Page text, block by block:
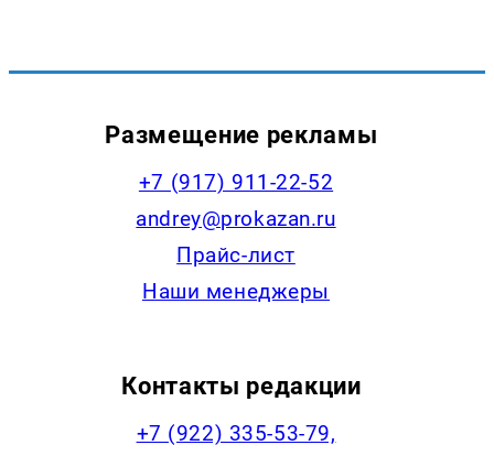
Размещение рекламы
+7 (917) 911-22-52
andrey@prokazan.ru
Прайс-лист
Наши менеджеры
Контакты редакции
+7 (922) 335-53-79,